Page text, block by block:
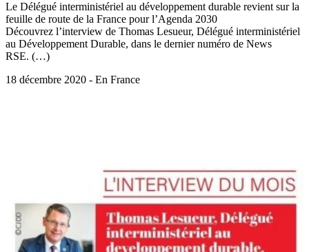
Le Délégué interministériel au développement durable revient sur la
feuille de route de la France pour l’Agenda 2030
Découvrez l’interview de Thomas Lesueur, Délégué interministériel
au Développement Durable, dans le dernier numéro de News
RSE. (…)
18 décembre 2020 - En France